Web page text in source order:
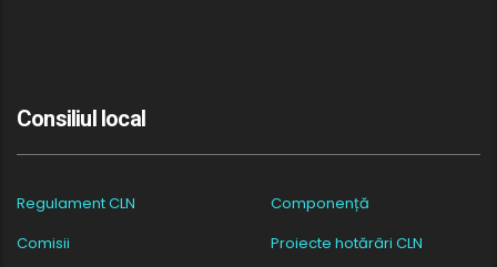
Consiliul local
Regulament CLN
Componență
Comisii
Proiecte hotărâri CLN